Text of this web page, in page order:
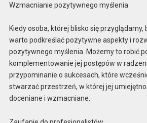
Wzmacnianie pozytywnego myślenia
Kiedy osoba, której blisko się
warto podkreślać pozytywne aspekty i
pozytywnego myślenia. Możemy to robić
komplementowanie jej postępów w
przypominanie o sukcesach, które
stwarzać przestrzeń, w której jej
doceniane i wzmacniane.